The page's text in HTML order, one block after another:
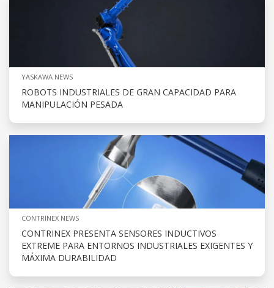
YASKAWA NEWS
ROBOTS INDUSTRIALES DE GRAN CAPACIDAD PARA
MANIPULACIÓN PESADA
CONTRINEX NEWS
CONTRINEX PRESENTA SENSORES INDUCTIVOS
EXTREME PARA ENTORNOS INDUSTRIALES EXIGENTES Y
MÁXIMA DURABILIDAD